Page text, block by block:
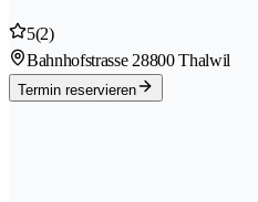
5(2)
Bahnhofstrasse 28800 Thalwil
Termin reservieren